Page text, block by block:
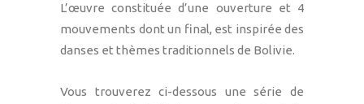
L’œuvre constituée d’une ouverture et 4
mouvements dont un final, est inspirée des
danses et thèmes traditionnels de Bolivie.
Vous trouverez ci-dessous une série de